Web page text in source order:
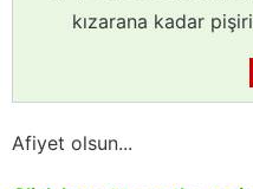
kızarana kadar
Afiyet olsun...